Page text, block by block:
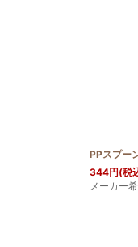
PPスプー
344円(税
メーカー